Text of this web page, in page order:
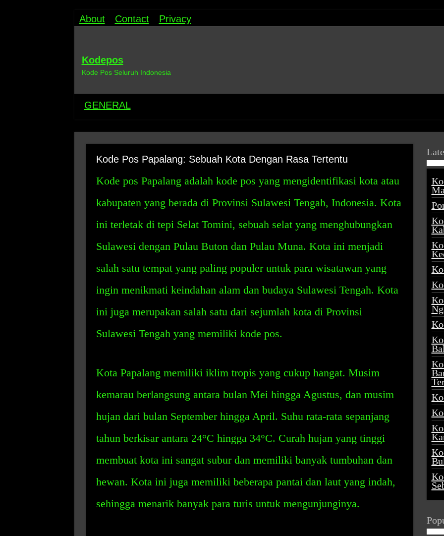
About Contact Privacy
Kodepos
Kode Pos Seluruh Indonesia
GENERAL
Kode Pos Papalang: Sebuah Kota Dengan Rasa Tertentu
Kode pos Papalang adalah kode pos yang mengidentifikasi kota atau
kabupaten yang berada di Provinsi Sulawesi Tengah, Indonesia. Kota
ini terletak di tepi Selat Tomini, sebuah selat yang menghubungkan
Sulawesi dengan Pulau Buton dan Pulau Muna. Kota ini menjadi
salah satu tempat yang paling populer untuk para wisatawan yang
ingin menikmati keindahan alam dan budaya Sulawesi Tengah. Kota
ini juga merupakan salah satu dari sejumlah kota di Provinsi
Sulawesi Tengah yang memiliki kode pos.
Kota Papalang memiliki iklim tropis yang cukup hangat. Musim
kemarau berlangsung antara bulan Mei hingga Agustus, dan musim
hujan dari bulan September hingga April. Suhu rata-rata sepanjang
tahun berkisar antara 24°C hingga 34°C. Curah hujan yang tinggi
membuat kota ini sangat subur dan memiliki banyak tumbuhan dan
hewan. Kota ini juga memiliki beberapa pantai dan laut yang indah,
sehingga menarik banyak para turis untuk mengunjunginya.